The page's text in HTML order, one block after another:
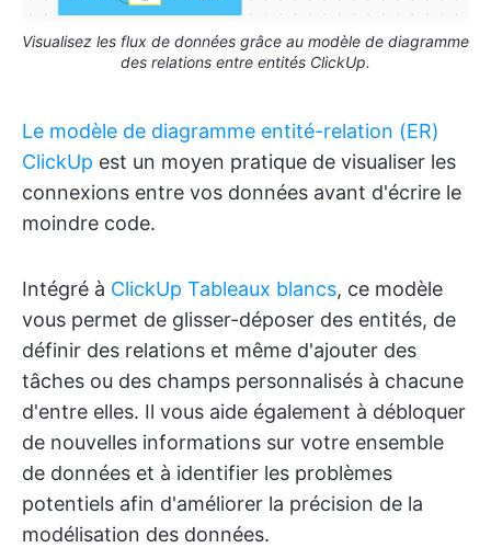
Visualisez les flux de données grâce au modèle de diagramme
des relations entre entités ClickUp.
Le modèle de diagramme entité-relation (ER)
ClickUp est un moyen pratique de visualiser les
connexions entre vos données avant d'écrire le
moindre code.
Intégré à ClickUp Tableaux blancs, ce modèle
vous permet de glisser-déposer des entités, de
définir des relations et même d'ajouter des
tâches ou des champs personnalisés à chacune
d'entre elles. Il vous aide également à débloquer
de nouvelles informations sur votre ensemble
de données et à identifier les problèmes
potentiels afin d'améliorer la précision de la
modélisation des données.